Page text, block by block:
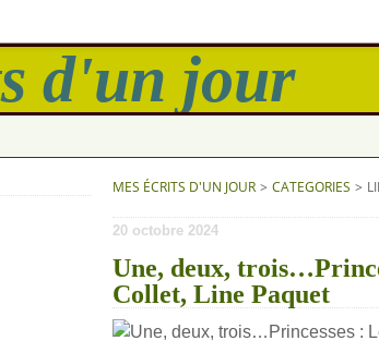
MES ÉCRITS D'UN JOUR > CATEGORIES >
20 octobre 2024
Une, deux,
Collet, Line Paquet